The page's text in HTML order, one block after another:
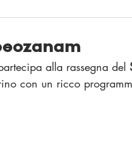
alla rassegna del
con un ricco